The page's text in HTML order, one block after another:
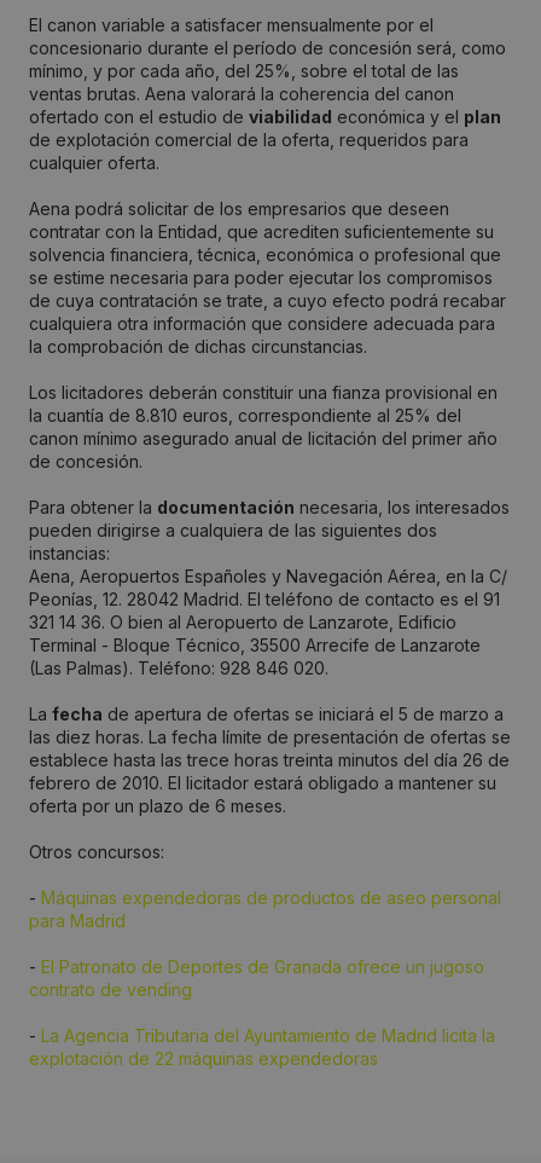
El canon variable a satisfacer mensualmente por el
concesionario durante el período de concesión será, como
mínimo, y por cada año, del 25%, sobre el total de las
ventas brutas. Aena valorará la coherencia del canon
ofertado con el estudio de viabilidad económica y el plan
de explotación comercial de la oferta, requeridos para
cualquier oferta.
Aena podrá solicitar de los empresarios que deseen
contratar con la Entidad, que acrediten suficientemente su
solvencia financiera, técnica, económica o profesional que
se estime necesaria para poder ejecutar los compromisos
de cuya contratación se trate, a cuyo efecto podrá recabar
cualquiera otra información que considere adecuada para
la comprobación de dichas circunstancias.
Los licitadores deberán constituir una fianza provisional en
la cuantía de 8.810 euros, correspondiente al 25% del
canon mínimo asegurado anual de licitación del primer año
de concesión.
Para obtener la documentación necesaria, los interesados
pueden dirigirse a cualquiera de las siguientes dos
instancias:
Aena, Aeropuertos Españoles y Navegación Aérea, en la C/
Peonías, 12. 28042 Madrid. El teléfono de contacto es el 91
321 14 36. O bien al Aeropuerto de Lanzarote, Edificio
Terminal - Bloque Técnico, 35500 Arrecife de Lanzarote
(Las Palmas). Teléfono: 928 846 020.
La fecha de apertura de ofertas se iniciará el 5 de marzo a
las diez horas. La fecha límite de presentación de ofertas se
establece hasta las trece horas treinta minutos del día 26 de
febrero de 2010. El licitador estará obligado a mantener su
oferta por un plazo de 6 meses.
Otros concursos:
- Máquinas expendedoras de productos de aseo personal
para Madrid
- El Patronato de Deportes de Granada ofrece un jugoso
contrato de vending
- La Agencia Tributaria del Ayuntamiento de Madrid licita la
explotación de 22 máquinas expendedoras